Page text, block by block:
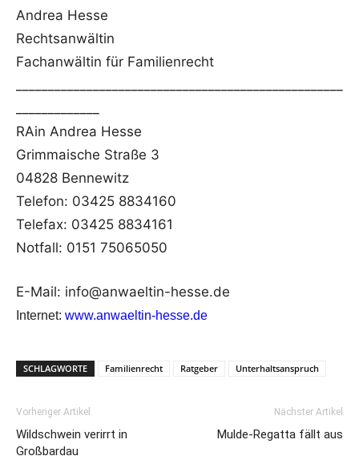
Andrea Hesse
Rechtsanwältin
Fachanwältin für Familienrecht
RAin Andrea Hesse
Grimmaische Straße 3
04828 Bennewitz
Telefon: 03425 8834160
Telefax: 03425 8834161
Notfall: 0151 75065050
E-Mail: info@anwaeltin-hesse.de
Internet: www.anwaeltin-hesse.de
SCHLAGWORTE Familienrecht Ratgeber Unterhaltsanspruch
Vorheriger Artikel
Wildschwein verirrt in
Großbardau
Nächster Artikel
Mulde-Regatta fällt aus